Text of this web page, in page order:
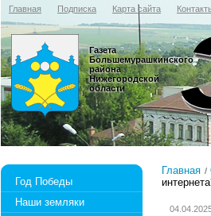
Главная Подписка Карта сайта
Газета
Большемурашкинского
района
Нижегородской
области
Год Победы
Наши земляки
Главная